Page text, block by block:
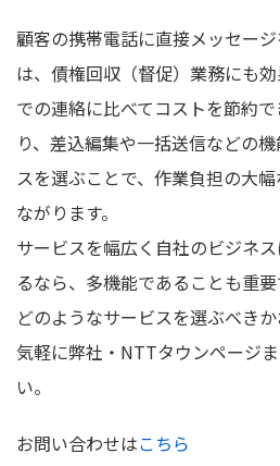
顧客の携帯電話に直接メッセー
は、債権回収（督促）業務にも
での連絡に比べてコストを節約
り、差込編集や一括送信などの
スを選ぶことで、作業負担の大
ながります。
サービスを幅広く自社のビジネ
るなら、多機能であることも重要
どのようなサービスを選ぶべき
気軽に弊社・NTTタウンページ
い。
お問い合わせはこちら